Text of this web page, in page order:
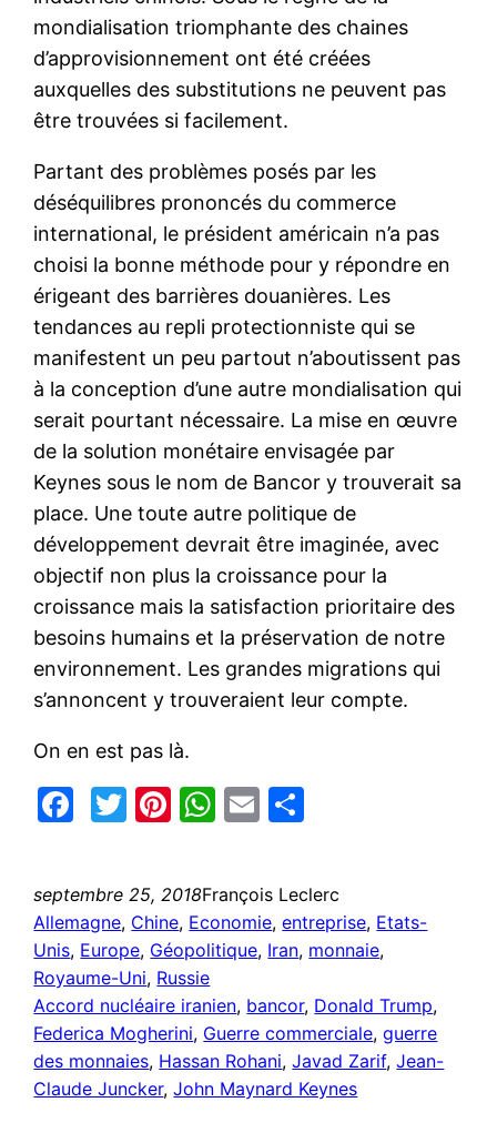
mondialisation triomphante des chaines
d’approvisionnement ont été créées
auxquelles des substitutions ne peuvent pas
être trouvées si facilement.
Partant des problèmes posés par les
déséquilibres prononcés du commerce
international, le président américain n’a pas
choisi la bonne méthode pour y répondre en
érigeant des barrières douanières. Les
tendances au repli protectionniste qui se
manifestent un peu partout n’aboutissent pas
à la conception d’une autre mondialisation qui
serait pourtant nécessaire. La mise en œuvre
de la solution monétaire envisagée par
Keynes sous le nom de Bancor y trouverait sa
place. Une toute autre politique de
développement devrait être imaginée, avec
objectif non plus la croissance pour la
croissance mais la satisfaction prioritaire des
besoins humains et la préservation de notre
environnement. Les grandes migrations qui
s’annoncent y trouveraient leur compte.
On en est pas là.
Facebook
Twitter
Pinterest
WhatsApp
Email
septembre 25, 2018François Leclerc
Allemagne, Chine, Economie, entreprise, Etats-
Unis, Europe, Géopolitique, Iran, monnaie
Royaume-Uni, Russie
Accord nucléaire iranien, bancor, Donald Trump
Federica Mogherini, Guerre commerciale, guerre
des monnaies, Hassan Rohani, Javad Zarif, Jean-
Claude Juncker, John Maynard Keynes